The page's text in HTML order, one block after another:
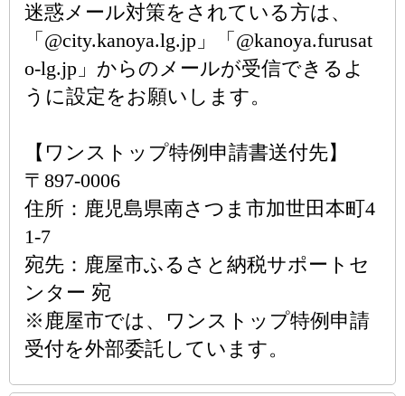
迷惑メール対策をされている方は、
「@city.kanoya.lg.jp」「@kanoya.furusat
o-lg.jp」からのメールが受信できるよ
うに設定をお願いします。
【ワンストップ特例申請書送付先】
〒897-0006
住所：鹿児島県南さつま市加世田本町4
1-7
宛先：鹿屋市ふるさと納税サポートセ
ンター 宛
※鹿屋市では、ワンストップ特例申請
受付を外部委託しています。